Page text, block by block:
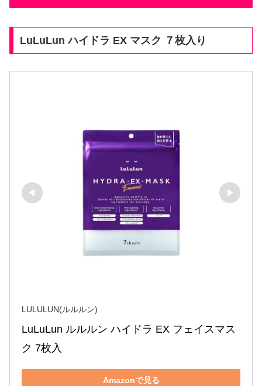
LuLuLun ハイドラ EX マスク ７枚入り
LULULUN(ルルルン)
LuLuLun ルルルン ハイドラ EX フェイスマス
ク 7枚入
Amazonで見る